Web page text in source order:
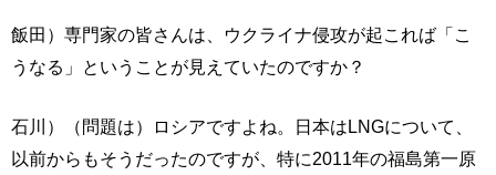
飯田）専門家の皆さんは、ウクライナ侵攻が起これば「こ
うなる」ということが見えていたのですか？
石川）（問題は）ロシアですよね。日本はLNGについて、
以前からもそうだったのですが、特に2011年の福島第一原